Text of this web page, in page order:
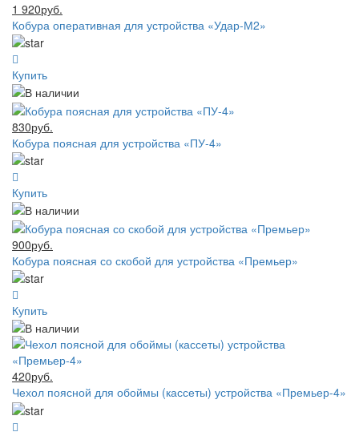
1 920руб.
Кобура оперативная для устройства «Удар-М2»
Купить
830руб.
Кобура поясная для устройства «ПУ-4»
Купить
900руб.
Кобура поясная со скобой для устройства «Премьер»
Купить
420руб.
Чехол поясной для обоймы (кассеты) устройства «Премьер-4»